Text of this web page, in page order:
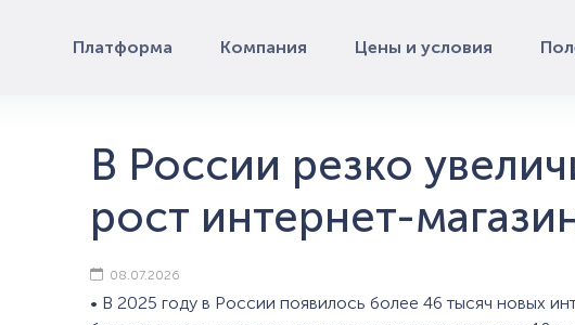
Платформа Компания Цены и условия
В России резко
рост интернет-
08.07.2026
• В 2025 году в России появилось более 46 тысяч новых